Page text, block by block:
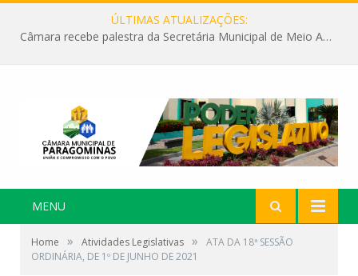
ÚLTIMAS ATUALIZAÇÕES:
Câmara recebe palestra da Secretária Municipal de Meio Ambiente sobre as ações da “SEMANA DO MEIO AMBIENTE”
MENU
Home » Atividades Legislativas »
ATA DA 18ª SESSÃO
ORDINÁRIA, DE 1º DE JUNHO DE 2021